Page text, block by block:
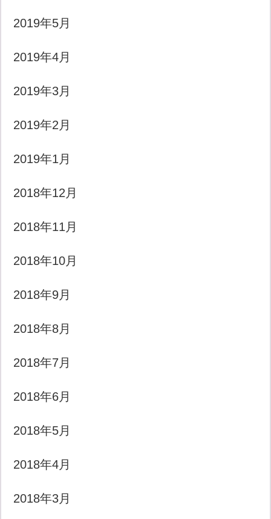
2019年5月
2019年4月
2019年3月
2019年2月
2019年1月
2018年12月
2018年11月
2018年10月
2018年9月
2018年8月
2018年7月
2018年6月
2018年5月
2018年4月
2018年3月